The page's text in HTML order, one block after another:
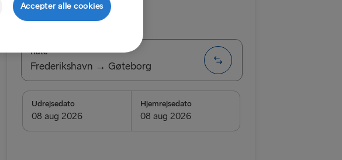
Returbillet Enkel
Rute
Frederikshavn → Gøteborg
Frederikshavn → Gøteborg
Udrejsedato Hjemrejsedato
Accepter alle cookies